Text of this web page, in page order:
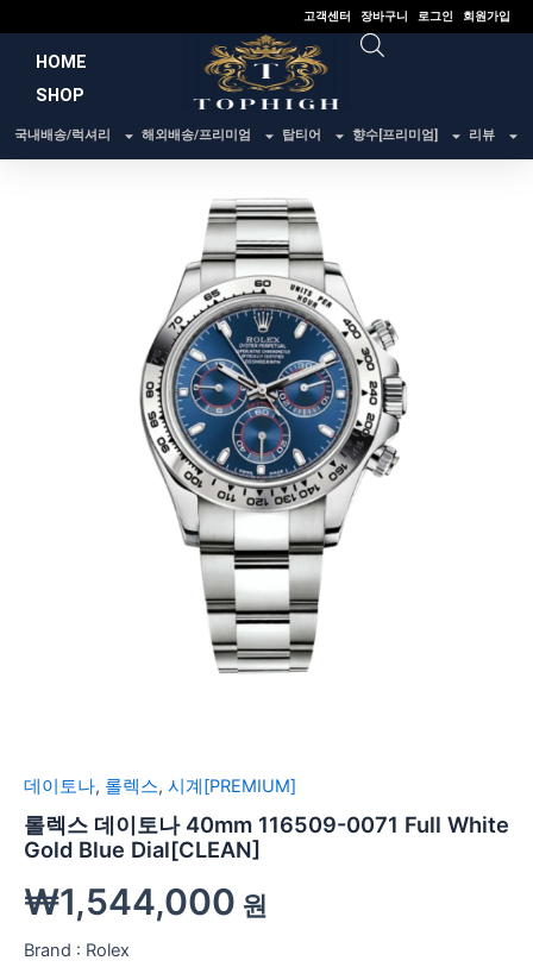
건
너
고객센터 장바구니 로그인 회원가입
HOME
SHOP
국내배송/럭셔리 해외배송/프리미엄 탑티어 향수[프리미엄] 리뷰
데이토나, 롤렉스, 시계[PREMIUM]
롤렉스 데이토나 40mm 116509-0071 Full White
Gold Blue Dial[CLEAN]
₩1,544,000 원
Brand : Rolex